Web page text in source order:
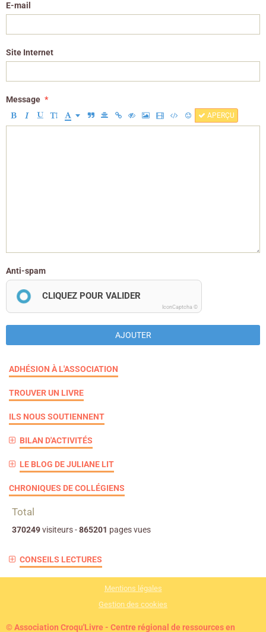
E-mail
Site Internet
Message
APERÇU
Anti-spam
CLIQUEZ POUR VALIDER
IconCaptcha ©
AJOUTER
ADHÉSION À L'ASSOCIATION
TROUVER UN LIVRE
ILS NOUS SOUTIENNENT
BILAN D'ACTIVITÉS
LE BLOG DE JULIANE LIT
CHRONIQUES DE COLLÉGIENS
Total
370249visiteurs -865201 pages vues
CONSEILS LECTURES
Mentions légales
Gestion des cookies
© Association Croqu'Livre - Centre régional de ressources en